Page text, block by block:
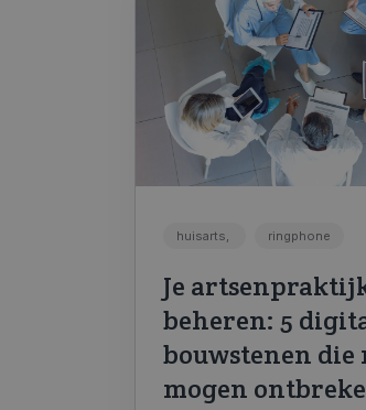
huisarts, ringphone
Je
beheren: 5
bouwstenen die
mogen